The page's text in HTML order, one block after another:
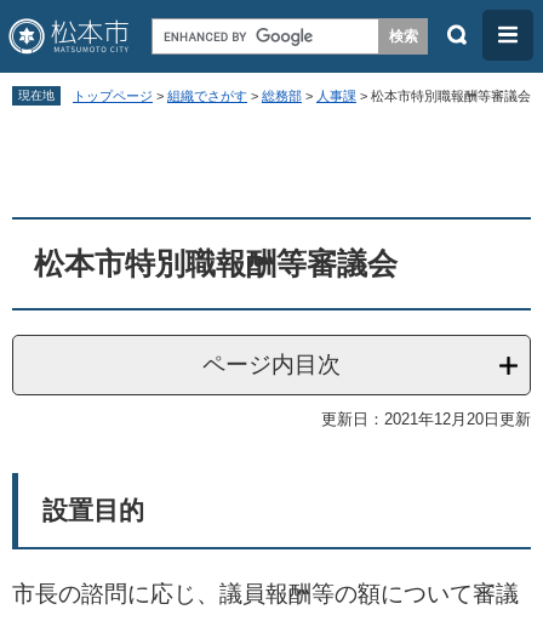
ペ
先
メ
を
本
検
メ
ニ
ュ
現在地 トップページ > 組織でさがす > 総務部 > 人事課 > 松本市特別職報酬等審議会
松本市特別職報酬等審議会
ページ内目次
更新日：2021年12月20日更新
設置目的
市長の諮問に応じ、議員報酬等の額について審議